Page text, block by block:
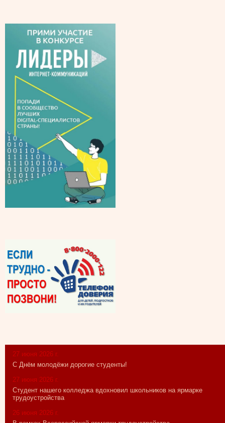
27 июня 2026 г.
С Днём молодёжи дорогие студенты!
27 июня 2026 г.
Студент нашего колледжа вдохновил школьников на ярмарке
трудоустройства
26 июня 2026 г.